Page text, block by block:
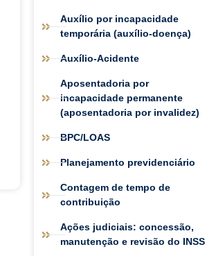
Auxílio por incapacidade
temporária (auxílio-doença)
Auxílio-Acidente
Aposentadoria por
incapacidade permanente
(aposentadoria por invalidez)
BPC/LOAS
Planejamento previdenciário
Contagem de tempo de
contribuição
Ações judiciais: concessão,
manutenção e revisão do INSS